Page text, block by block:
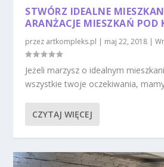
STWÓRZ IDEALNE
ARANŻACJE MIESZKAŃ POD
przez artkompleks.pl | maj 22, 2018 |
Jeżeli marzysz o idealnym
wszystkie twoje oczekiwania,
CZYTAJ WIĘCEJ